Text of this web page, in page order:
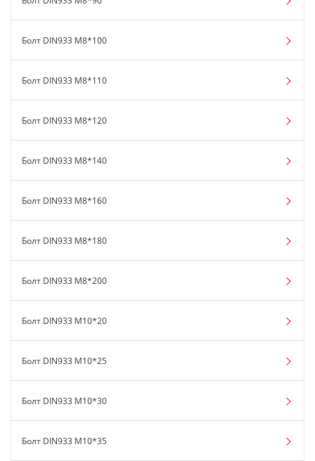
Болт DIN933 М8*100
Болт DIN933 М8*110
Болт DIN933 М8*120
Болт DIN933 М8*140
Болт DIN933 М8*160
Болт DIN933 М8*180
Болт DIN933 М8*200
Болт DIN933 М10*20
Болт DIN933 М10*25
Болт DIN933 М10*30
Болт DIN933 М10*35